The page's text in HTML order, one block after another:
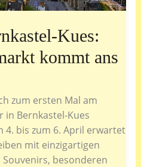
Kues:
kommt ans
zum ersten Mal am
in Bernkastel-Kues
4. bis zum 6. April erwartet
mit einzigartigen
besonderen